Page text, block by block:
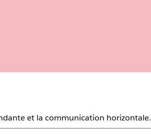
et la communication horizontale.